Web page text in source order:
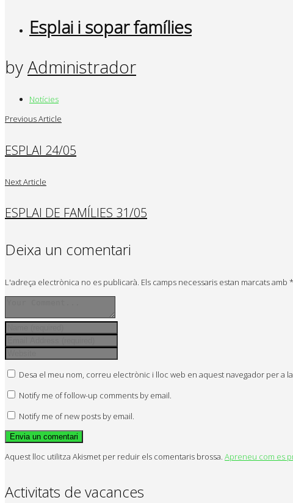
Esplai i sopar famílies
byAdministrador
Notícies
Previous Article
ESPLAI 24/05
Next Article
ESPLAI DE FAMÍLIES 31/05
Deixa un comentari
L'adreça electrònica no es publicarà. Els camps necessaris estan marcats amb *
Desa el meu nom, correu electrònic i lloc web en aquest navegador per a
Notify me of follow-up comments by email.
Notify me of new posts by email.
Aquest lloc utilitza Akismet per reduir els comentaris brossa. Apreneu com es
Activitats de vacances